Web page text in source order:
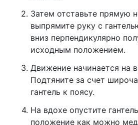
Затем отставьте прямую
выпрямите руку с
вниз перпендикулярно
исходным положением.
Движение начинается на
Подтяните за счет
гантель к поясу.
На вдохе опустите
положение как можно